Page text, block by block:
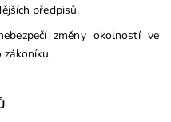
předpisů.
změny okolností ve